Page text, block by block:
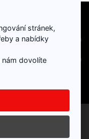
Reklamace
nám
stránek,
a nabídky
nám dovolíte